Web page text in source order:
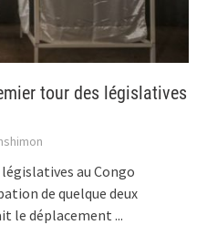
tour des législatives
au Congo
de quelque deux
le déplacement ...